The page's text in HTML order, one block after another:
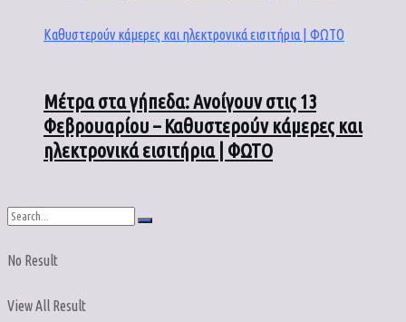
Μέτρα στα γήπεδα: Ανοίγουν στις 13
Φεβρουαρίου – Καθυστερούν κάμερες και
ηλεκτρονικά εισιτήρια | ΦΩΤΟ
No Result
View All Result